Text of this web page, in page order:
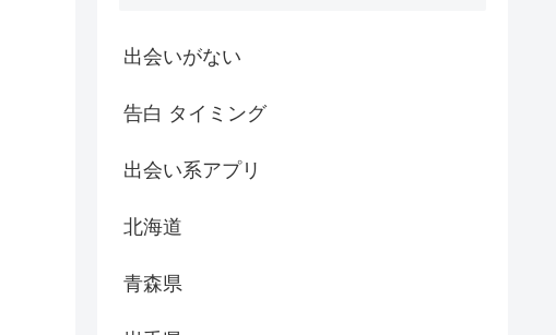
出会いがない
告白 タイミング
出会い系アプリ
北海道
青森県